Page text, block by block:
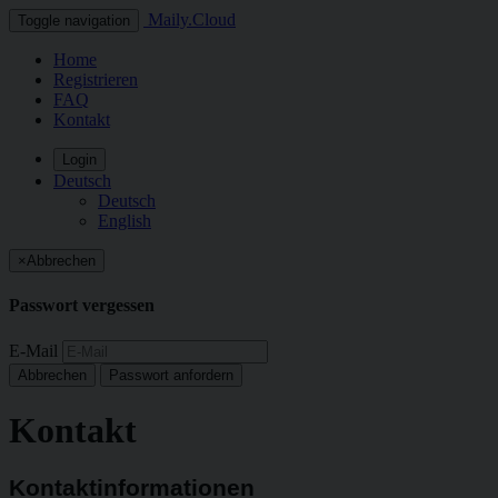
Toggle navigation Maily.Cloud
Home
Registrieren
FAQ
Kontakt
Login
Deutsch
Deutsch
English
×Abbrechen
Passwort vergessen
E-Mail
Abbrechen Passwort anfordern
Kontakt
Kontaktinformationen